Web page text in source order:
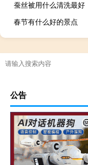
蚕丝被用什么清洗最好
春节有什么好的景点
公告